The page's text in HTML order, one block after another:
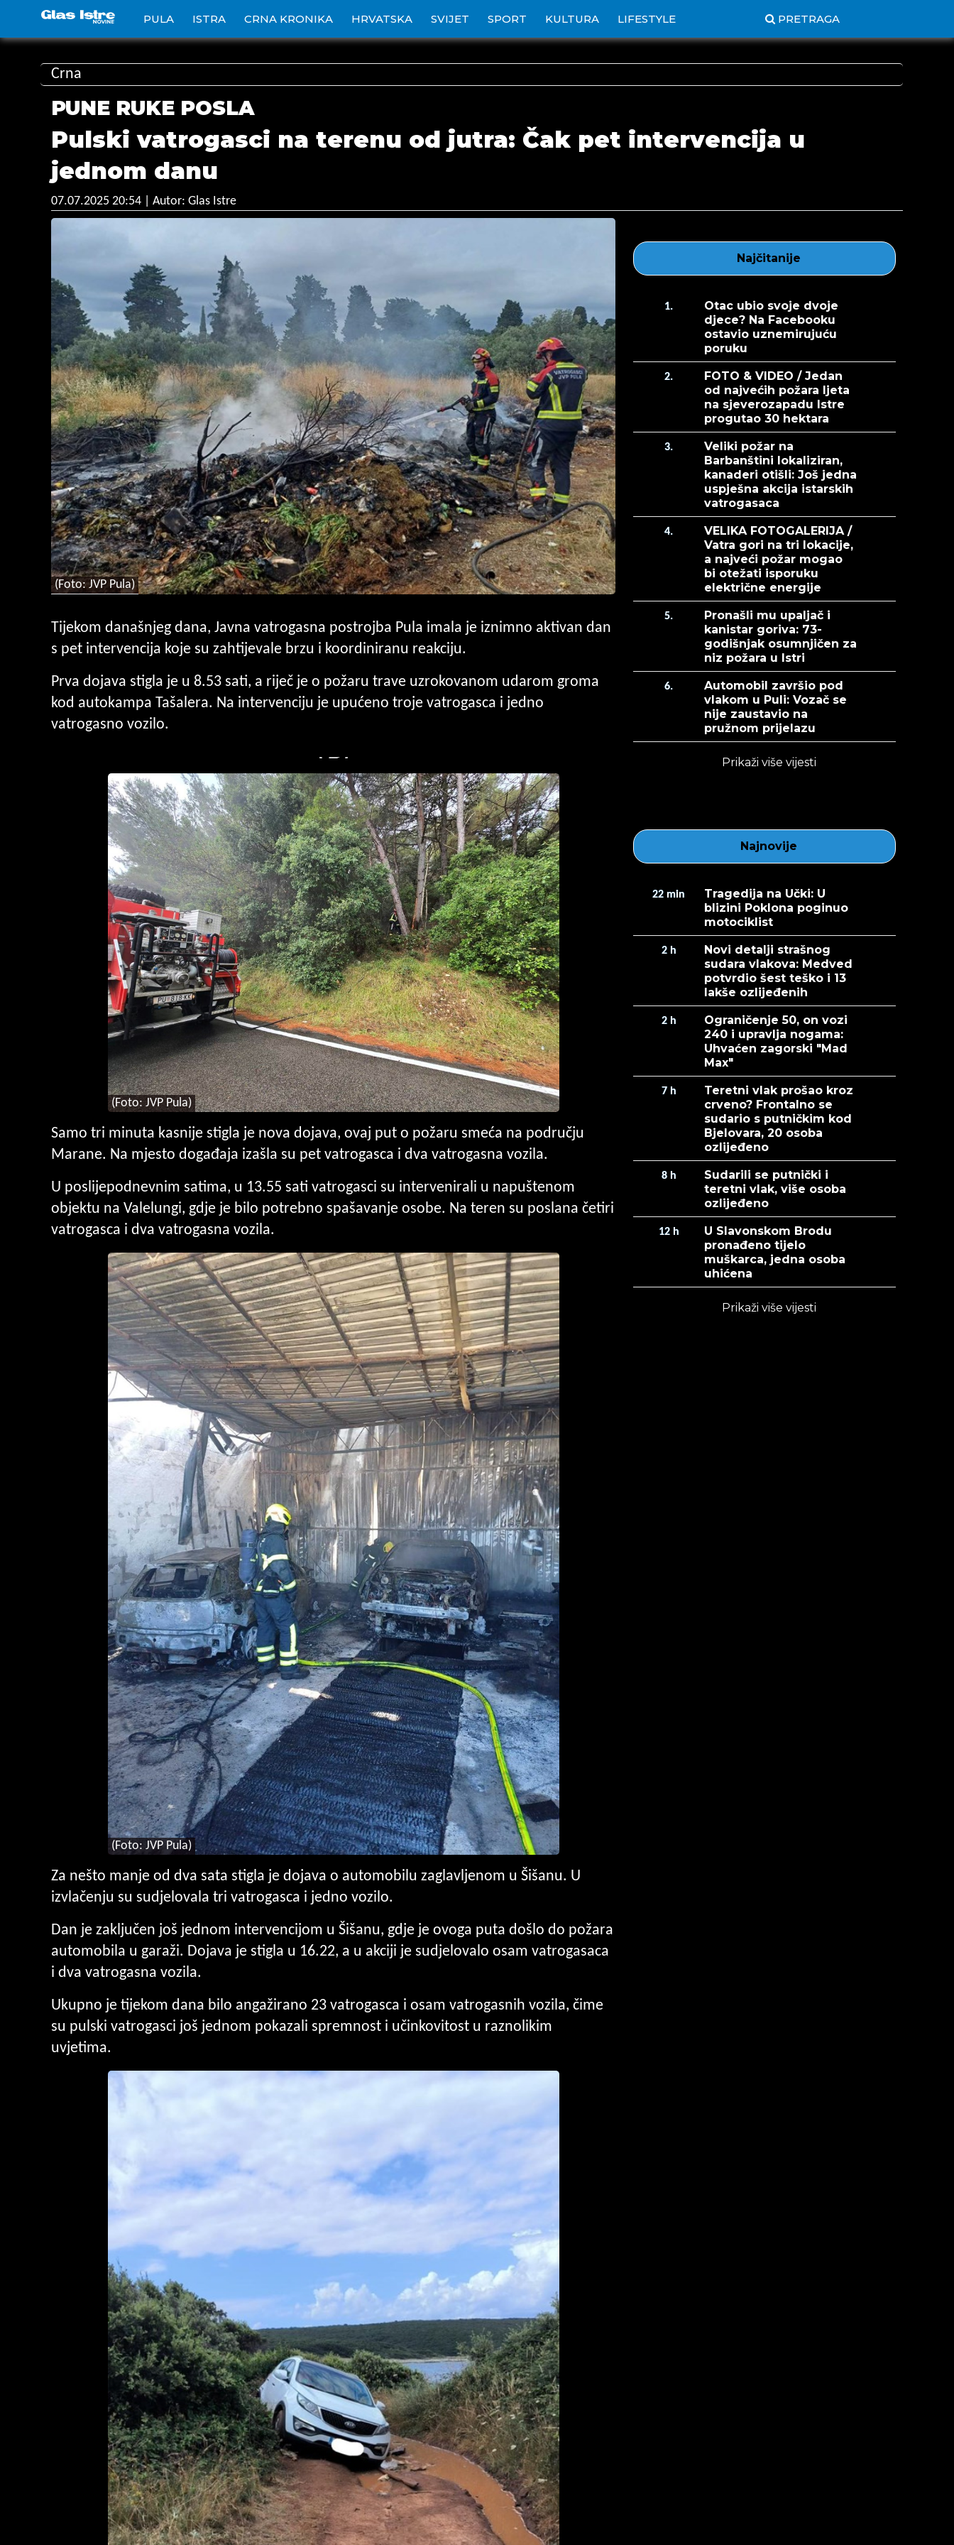
PULA ISTRA CRNA KRONIKA HRVATSKA SVIJET SPORT KULTURA LIFESTYLE PRETRAGA
Crna
PUNE RUKE POSLA
Pulski vatrogasci na terenu od jutra: Čak pet intervencija u
jednom danu
07.07.2025 20:54 | Autor: Glas Istre
(Foto: JVP Pula)
Tijekom današnjeg dana, Javna vatrogasna postrojba Pula imala je iznimno aktivan dan
s pet intervencija koje su zahtijevale brzu i koordiniranu reakciju.
Prva dojava stigla je u 8.53 sati, a riječ je o požaru trave uzrokovanom udarom groma
kod autokampa Tašalera. Na intervenciju je upućeno troje vatrogasca i jedno
vatrogasno vozilo.
(Foto: JVP Pula)
Samo tri minuta kasnije stigla je nova dojava, ovaj put o požaru smeća na području
Marane. Na mjesto događaja izašla su pet vatrogasca i dva vatrogasna vozila.
U poslijepodnevnim satima, u 13.55 sati vatrogasci su intervenirali u napuštenom
objektu na Valelungi, gdje je bilo potrebno spašavanje osobe. Na teren su poslana četiri
vatrogasca i dva vatrogasna vozila.
(Foto: JVP Pula)
Za nešto manje od dva sata stigla je dojava o automobilu zaglavljenom u Šišanu. U
izvlačenju su sudjelovala tri vatrogasca i jedno vozilo.
Dan je zaključen još jednom intervencijom u Šišanu, gdje je ovoga puta došlo do požara
automobila u garaži. Dojava je stigla u 16.22, a u akciji je sudjelovalo osam vatrogasaca
i dva vatrogasna vozila.
Ukupno je tijekom dana bilo angažirano 23 vatrogasca i osam vatrogasnih vozila, čime
su pulski vatrogasci još jednom pokazali spremnost i učinkovitost u raznolikim
uvjetima.
Najčitanije
1.
Otac ubio svoje dvoje
djece? Na Facebooku
ostavio uznemirujuću
poruku
2.
FOTO & VIDEO / Jedan
od najvećih požara ljeta
na sjeverozapadu Istre
progutao 30 hektara
3.
Veliki požar na
Barbanštini lokaliziran,
kanaderi otišli: Još jedna
uspješna akcija istarskih
vatrogasaca
4.
VELIKA FOTOGALERIJA /
Vatra gori na tri lokacije,
a najveći požar mogao
bi otežati isporuku
električne energije
5.
Pronašli mu upaljač i
kanistar goriva: 73-
godišnjak osumnjičen za
niz požara u Istri
6.
Automobil završio pod
vlakom u Puli: Vozač se
nije zaustavio na
pružnom prijelazu
Prikaži više vijesti
Najnovije
22 min
Tragedija na Učki: U
blizini Poklona poginuo
motociklist
2 h
Novi detalji strašnog
sudara vlakova: Medved
potvrdio šest teško i 13
lakše ozlijeđenih
2 h
Ograničenje 50, on vozi
240 i upravlja nogama:
Uhvaćen zagorski "Mad
Max"
7 h
Teretni vlak prošao kroz
crveno? Frontalno se
sudario s putničkim kod
Bjelovara, 20 osoba
ozlijeđeno
8 h
Sudarili se putnički i
teretni vlak, više osoba
ozlijeđeno
12 h
U Slavonskom Brodu
pronađeno tijelo
muškarca, jedna osoba
uhićena
Prikaži više vijesti